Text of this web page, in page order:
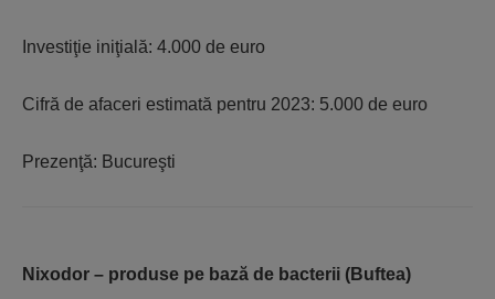
Investiţie iniţială: 4.000 de euro
Cifră de afaceri estimată pentru 2023: 5.000 de euro
Prezenţă: Bucureşti
Nixodor – produse pe bază de bacterii (Buftea)